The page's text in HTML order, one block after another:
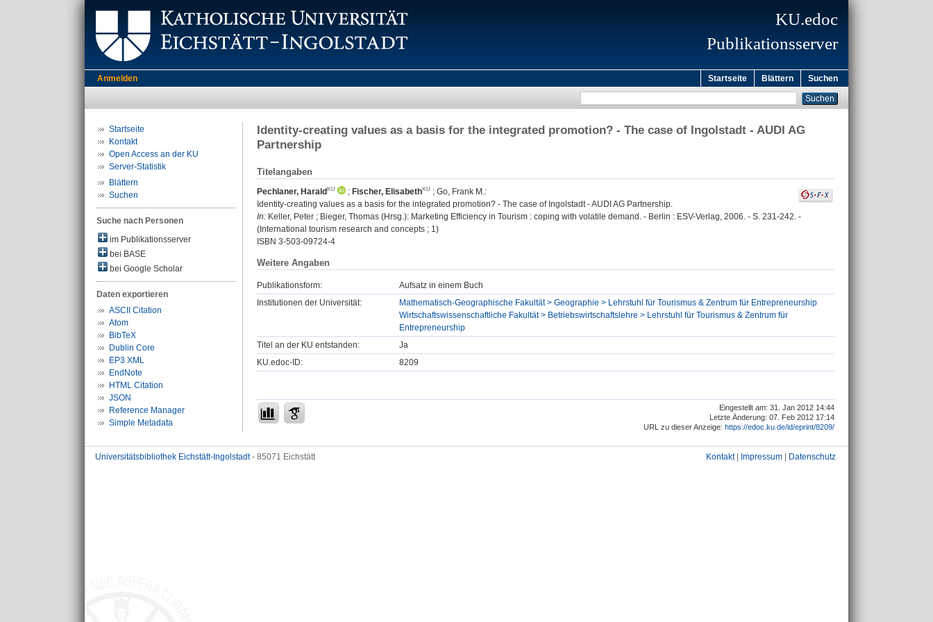
KU.edoc
Publikationsserver
Anmelden Startseite Blättern Suchen
Startseite
Kontakt
Open Access an der KU
Server-Statistik
Blättern
Suchen
Suche nach Personen
im Publikationsserver
bei BASE
bei Google Scholar
Daten exportieren
ASCII Citation
Atom
BibTeX
Dublin Core
EP3 XML
EndNote
HTML Citation
JSON
Reference Manager
Simple Metadata
Identity-creating values as a basis for the integrated promotion? - The case of Ingolstadt - AUDI AG
Partnership
Titelangaben
Pechlaner, Harald ; Fischer, Elisabeth ; Go, Frank M.:
Identity-creating values as a basis for the integrated promotion? - The case of Ingolstadt - AUDI AG Partnership.
In: Keller, Peter ; Bieger, Thomas (Hrsg.): Marketing Efficiency in Tourism : coping with volatile demand. - Berlin : ESV-Verlag, 2006. - S. 231-242. -
(International tourism research and concepts ; 1)
ISBN 3-503-09724-4
Weitere Angaben
Publikationsform:
Aufsatz in einem Buch
Institutionen der Universität:
Mathematisch-Geographische Fakultät > Geographie > Lehrstuhl für Tourismus & Zentrum für Entrepreneurship
Wirtschaftswissenschaftliche Fakultät > Betriebswirtschaftslehre > Lehrstuhl für Tourismus & Zentrum für
Entrepreneurship
Titel an der KU entstanden:
Ja
KU.edoc-ID:
8209
Eingestellt am: 31. Jan 2012 14:44
Letzte Änderung: 07. Feb 2012 17:14
URL zu dieser Anzeige: https://edoc.ku.de/id/eprint/8209/
Universitätsbibliothek Eichstätt-Ingolstadt- 85071 Eichstätt Kontakt| Impressum Datenschutz